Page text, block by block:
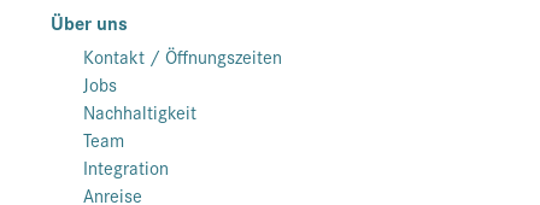
Über uns
Kontakt / Öffnungszeiten
Jobs
Nachhaltigkeit
Team
Integration
Anreise